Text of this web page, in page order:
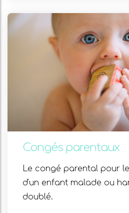
Congés parentaux
Le congé parental pour
d'un enfant malade ou
doublé.